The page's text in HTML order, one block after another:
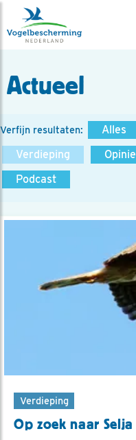
Actueel
Verfijn resultaten: Alles
Verdieping
Opinie
Podcast
Verdieping
Op zoek naar Selja